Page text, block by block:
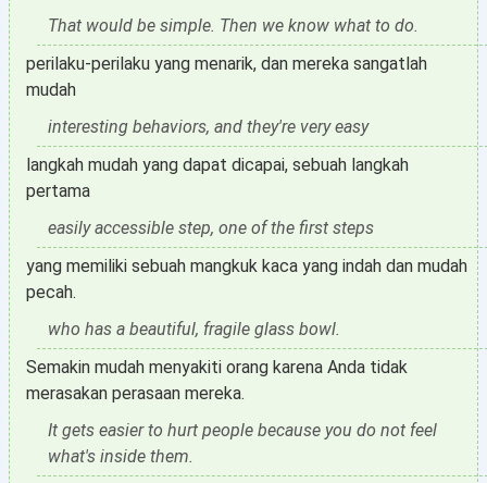
That would be simple. Then we know what to do.
perilaku-perilaku yang menarik, dan mereka sangatlah
mudah
interesting behaviors, and they're very easy
langkah mudah yang dapat dicapai, sebuah langkah
pertama
easily accessible step, one of the first steps
yang memiliki sebuah mangkuk kaca yang indah dan mudah
pecah.
who has a beautiful, fragile glass bowl.
Semakin mudah menyakiti orang karena Anda tidak
merasakan perasaan mereka.
It gets easier to hurt people because you do not feel
what's inside them.